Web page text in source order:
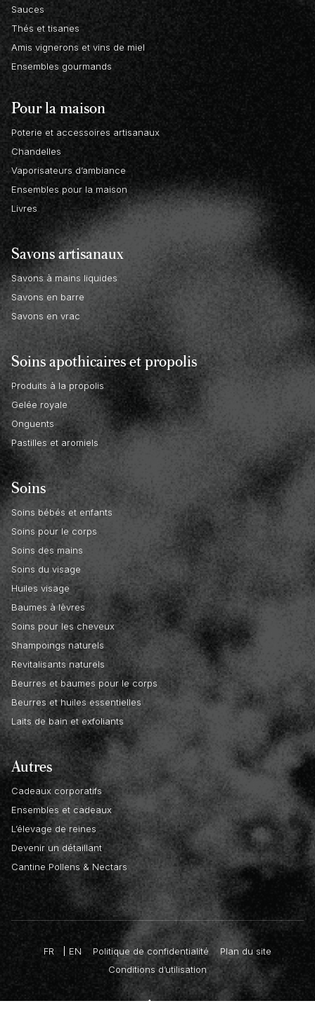
Sauces
Thés et tisanes
Amis vignerons et vins de miel
Ensembles gourmands
Pour la maison
Poterie et accessoires artisanaux
Chandelles
Vaporisateurs d’ambiance
Ensembles pour la maison
Livres
Savons artisanaux
Savons à mains liquides
Savons en barre
Savons en vrac
Soins apothicaires et propolis
Produits à la propolis
Gelée royale
Onguents
Pastilles et aromiels
Soins
Soins bébés et enfants
Soins pour le corps
Soins des mains
Soins du visage
Huiles visage
Baumes à lèvres
Soins pour les cheveux
Shampoings naturels
Revitalisants naturels
Beurres et baumes pour le corps
Beurres et huiles essentielles
Laits de bain et exfoliants
Autres
Cadeaux corporatifs
Ensembles et cadeaux
L’élevage de reines
Devenir un détaillant
Cantine Pollens & Nectars
FR EN Politique de confidentialité
Plan du site
Conditions d’utilisation